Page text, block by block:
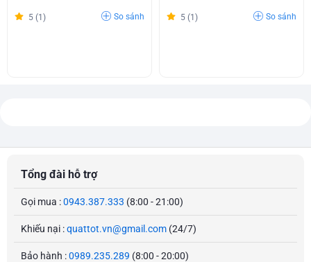
5 (1) So sánh 5 (1) So sánh
Tổng đài hỗ trợ
Gọi mua :0943.387.333 (8:00 - 21:00)
Khiếu nại :quattot.vn@gmail.com (24/7)
Bảo hành :0989.235.289 (8:00 - 20:00)